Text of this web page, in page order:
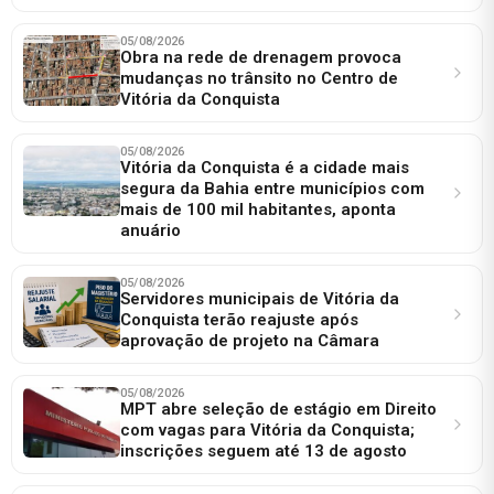
05/08/2026
Obra na rede de drenagem provoca
mudanças no trânsito no Centro de
Vitória da Conquista
05/08/2026
Vitória da Conquista é a cidade mais
segura da Bahia entre municípios com
mais de 100 mil habitantes, aponta
anuário
05/08/2026
Servidores municipais de Vitória da
Conquista terão reajuste após
aprovação de projeto na Câmara
05/08/2026
MPT abre seleção de estágio em Direito
com vagas para Vitória da Conquista;
inscrições seguem até 13 de agosto